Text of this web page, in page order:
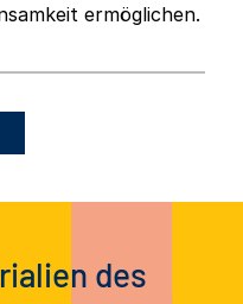
ermöglichen.
des